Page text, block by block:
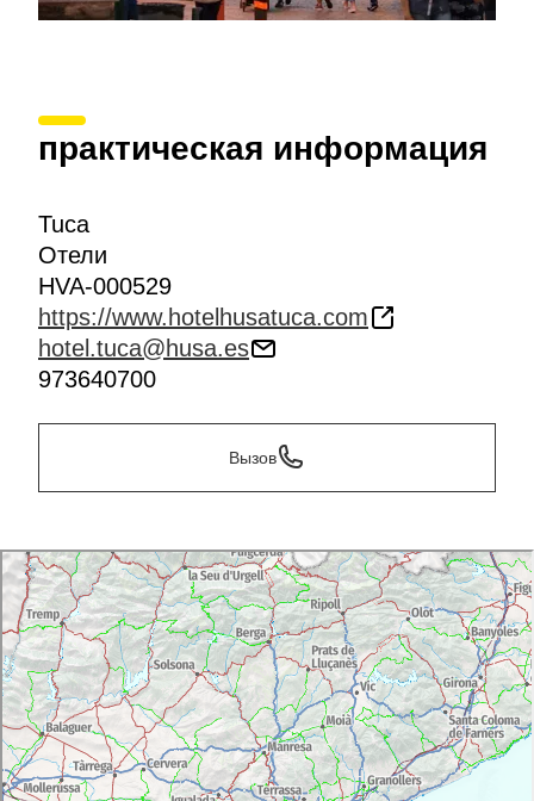
практическая информация
Tuca
Отели
HVA-000529
https://www.hotelhusatuca.com
hotel.tuca@husa.es
973640700
Вызов